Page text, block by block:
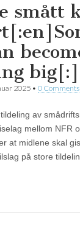
smått
big[:]
2025 • 0 Comments
av
mellom NFR
at midlene skal
på store